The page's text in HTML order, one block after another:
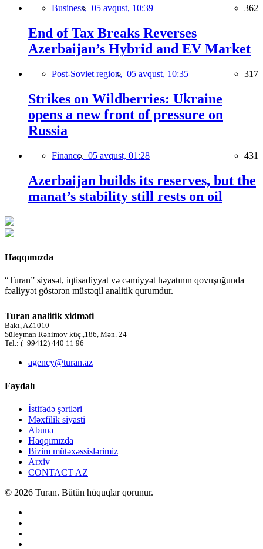
Business, 05 avqust, 10:39 362
End of Tax Breaks Reverses
Azerbaijan’s Hybrid and EV Market
Post-Soviet region, 05 avqust, 10:35 317
Strikes on Wildberries: Ukraine
opens a new front of pressure on
Russia
Finance, 05 avqust, 01:28 431
Azerbaijan builds its reserves, but the
manat’s stability still rests on oil
Haqqımızda
“Turan” siyasət, iqtisadiyyat və cəmiyyət həyatının qovuşuğunda
fəaliyyət göstərən müstəqil analitik qurumdur.
Turan analitik xidməti
Bakı, AZ1010
Süleyman Rəhimov küç.,186, Mən. 24
Tel.: (+99412) 440 11 96
agency@turan.az
Faydalı
İstifadə şərtləri
Məxfilik siyasti
Abunə
Haqqımızda
Bizim mütəxəssislərimiz
Arxiv
CONTACT AZ
© 2026 Turan. Bütün hüquqlar qorunur.